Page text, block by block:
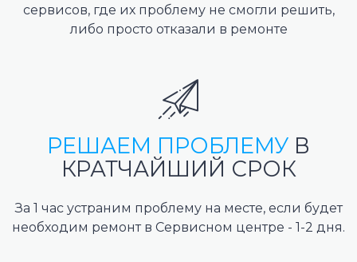
сервисов, где их проблему не смогли решить,
либо просто отказали в ремонте
РЕШАЕМ ПРОБЛЕМУ В
КРАТЧАЙШИЙ СРОК
За 1 час устраним проблему на месте, если будет
необходим ремонт в Сервисном центре - 1-2 дня.